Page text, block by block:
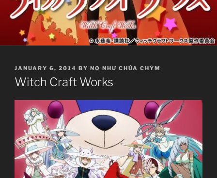
POSTED
ON
JANUARY 6, 2014 BY NỢ NHƯ CHÚA CHỶM
Witch Craft Works